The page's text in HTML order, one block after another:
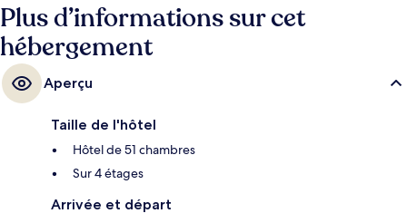
Plus d’informations sur cet
hébergement
Aperçu
Taille de l'hôtel
Hôtel de 51 chambres
Sur 4 étages
Arrivée et départ